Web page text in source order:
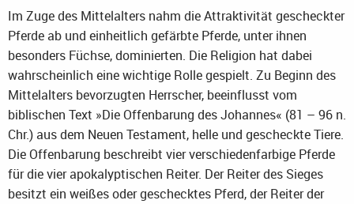
Im Zuge des Mittelalters nahm die Attraktivität gescheckter
Pferde ab und einheitlich gefärbte Pferde, unter ihnen
besonders Füchse, dominierten. Die Religion hat dabei
wahrscheinlich eine wichtige Rolle gespielt. Zu Beginn des
Mittelalters bevorzugten Herrscher, beeinflusst vom
biblischen Text »Die Offenbarung des Johannes« (81 – 96 n.
Chr.) aus dem Neuen Testament, helle und gescheckte Tiere.
Die Offenbarung beschreibt vier verschiedenfarbige Pferde
für die vier apokalyptischen Reiter. Der Reiter des Sieges
besitzt ein weißes oder geschecktes Pferd, der Reiter der